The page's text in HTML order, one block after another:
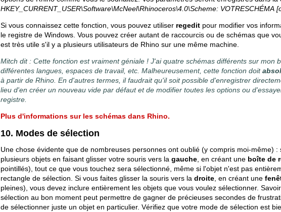
HKEY_CURRENT_USER\Software\McNeel\Rhinoceros\4.0\Scheme: VOTRESCHÉMA
Si vous connaissez cette fonction, vous pouvez utiliser regedit pour modifier vos
le registre de Windows. Vous pouvez créer autant de raccourcis ou de schémas que
est très utile s'il y a plusieurs utilisateurs de Rhino sur une même machine.
Mitch dit : Cette fonction est vraiment géniale ! J'ai quatre schémas différents sur mon
différentes langues, espaces de travail, etc. Malheureusement, cette fonction doit
à partir de Rhino. En d'autres termes, il faudrait qu'il soit possible d'enregistrer
lieu d'en créer un nouveau vide par défaut et de modifier toutes les options ou
registre.
Plus d'informations sur les schémas dans Rhino.
10. Modes de sélection
Une chose évidente que de nombreuses personnes ont oublié (y compris moi-même) :
plusieurs objets en faisant glisser votre souris vers la gauche, en créant une boîte de
pointillés), tout ce que vous touchez sera sélectionné, même si l'objet n'est pas
rectangle de sélection. Si vous faites glisser la souris vers la droite, en créant une
pleines), vous devez inclure entièrement les objets que vous voulez sélectionner.
sélection au bon moment peut permettre de gagner de précieuses secondes de
de sélectionner juste un objet en particulier. Vérifiez que votre mode de sélection est